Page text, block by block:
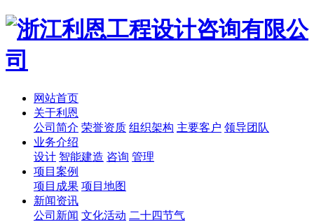
网站首页
关于利恩
公司简介 荣誉资质 组织架构 主要客户 领导团队
业务介绍
设计 智能建造 咨询 管理
项目案例
项目成果 项目地图
新闻资讯
公司新闻 文化活动 二十四节气